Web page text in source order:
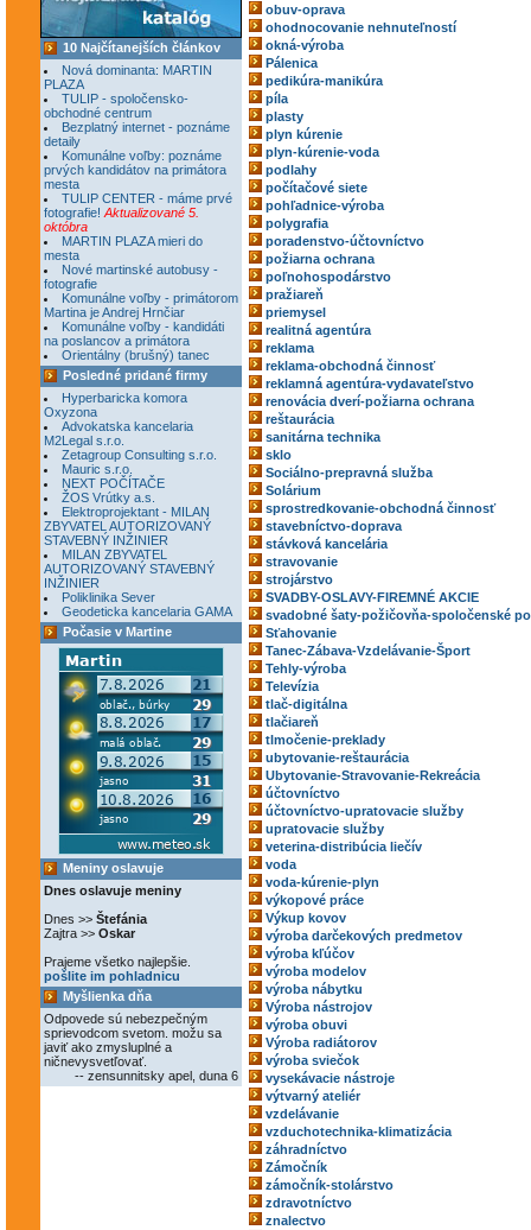
10 Najčítanejších článkov
Nová dominanta: MARTIN
PLAZA
TULIP - spoločensko-
obchodné centrum
Bezplatný internet - poznáme
detaily
Komunálne voľby: poznáme
prvých kandidátov na primátora
mesta
TULIP CENTER - máme prvé
fotografie! Aktualizované 5.
októbra
MARTIN PLAZA mieri do
mesta
Nové martinské autobusy -
fotografie
Komunálne voľby - primátorom
Martina je Andrej Hrnčiar
Komunálne voľby - kandidáti
na poslancov a primátora
Orientálny (brušný) tanec
Posledné pridané firmy
Hyperbaricka komora
Oxyzona
Advokatska kancelaria
M2Legal s.r.o.
Zetagroup Consulting s.r.o.
Mauric s.r.o.
NEXT POČÍTAČE
ŽOS Vrútky a.s.
Elektroprojektant - MILAN
ZBYVATEL AUTORIZOVANÝ
STAVEBNÝ INŽINIER
MILAN ZBYVATEL
AUTORIZOVANÝ STAVEBNÝ
INŽINIER
Poliklinika Sever
Geodeticka kancelaria GAMA
Počasie v Martine
Meniny oslavuje
Dnes oslavuje meniny
Dnes >> Štefánia
Zajtra >> Oskar
Prajeme všetko najlepšie.
pošlite im pohladnicu
Myšlienka dňa
Odpovede sú nebezpečným
sprievodcom svetom. možu sa
javiť ako zmysluplné a
ničnevysvetľovať.
-- zensunnitsky apel, duna 6
obuv-oprava
ohodnocovanie nehnuteľností
okná-výroba
Pálenica
pedikúra-manikúra
píla
plasty
plyn kúrenie
plyn-kúrenie-voda
podlahy
počítačové siete
pohľadnice-výroba
polygrafia
poradenstvo-účtovníctvo
požiarna ochrana
poľnohospodárstvo
pražiareň
priemysel
realitná agentúra
reklama
reklama-obchodná činnosť
reklamná agentúra-vydavateľstvo
renovácia dverí-požiarna ochrana
reštaurácia
sanitárna technika
sklo
Sociálno-prepravná služba
Solárium
sprostredkovanie-obchodná činnosť
stavebníctvo-doprava
stávková kancelária
stravovanie
strojárstvo
SVADBY-OSLAVY-FIREMNÉ AKCIE
svadobné šaty-požičovňa-spoločenské
Sťahovanie
Tanec-Zábava-Vzdelávanie-Šport
Tehly-výroba
Televízia
tlač-digitálna
tlačiareň
tlmočenie-preklady
ubytovanie-reštaurácia
Ubytovanie-Stravovanie-Rekreácia
účtovníctvo
účtovníctvo-upratovacie služby
upratovacie služby
veterina-distribúcia liečív
voda
voda-kúrenie-plyn
výkopové práce
Výkup kovov
výroba darčekových predmetov
výroba kľúčov
výroba modelov
výroba nábytku
Výroba nástrojov
výroba obuvi
Výroba radiátorov
výroba sviečok
vysekávacie nástroje
výtvarný ateliér
vzdelávanie
vzduchotechnika-klimatizácia
záhradníctvo
Zámočník
zámočník-stolárstvo
zdravotníctvo
znalectvo